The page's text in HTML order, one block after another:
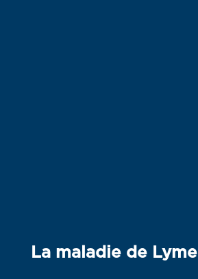
La maladie de Lyme